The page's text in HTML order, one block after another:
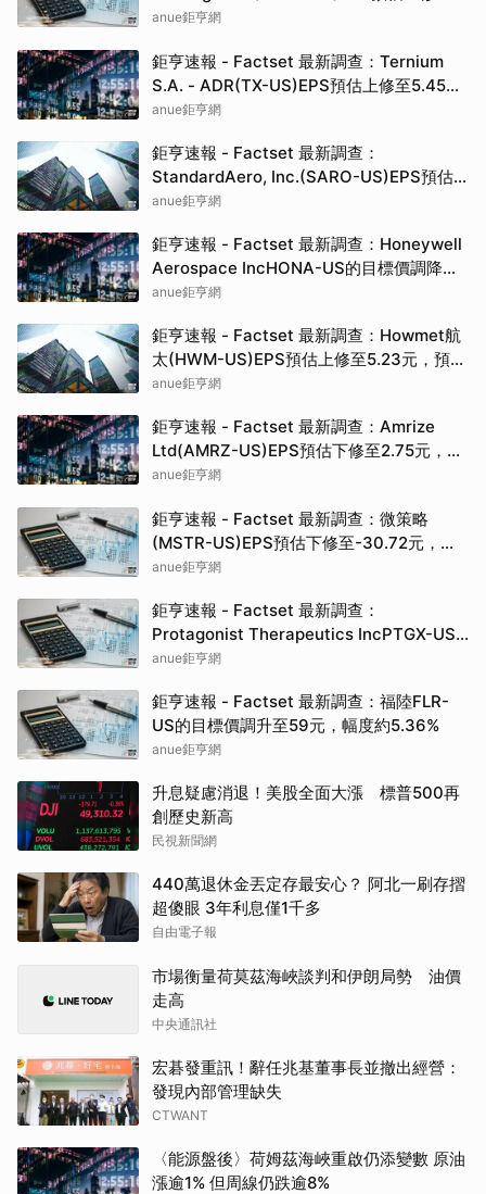
1.33元，預估目標價為85.00元
anue鉅亨網
鉅亨速報 - Factset 最新調查：Ternium
S.A. - ADR(TX-US)EPS預估上修至5.45
元，預估目標價為55.00元
anue鉅亨網
鉅亨速報 - Factset 最新調查：
StandardAero, Inc.(SARO-US)EPS預估
上修至1.22元，預估目標價為35.00元
anue鉅亨網
鉅亨速報 - Factset 最新調查：Honeywell
Aerospace IncHONA-US的目標價調降至
214元，幅度約4.89%
anue鉅亨網
鉅亨速報 - Factset 最新調查：Howmet航
太(HWM-US)EPS預估上修至5.23元，預估
目標價為335.00元
anue鉅亨網
鉅亨速報 - Factset 最新調查：Amrize
Ltd(AMRZ-US)EPS預估下修至2.75元，預
估目標價為61.72元
anue鉅亨網
鉅亨速報 - Factset 最新調查：微策略
(MSTR-US)EPS預估下修至-30.72元，預
估目標價為213.00元
anue鉅亨網
鉅亨速報 - Factset 最新調查：
Protagonist Therapeutics IncPTGX-US
的目標價調升至160元，幅度約5.61%
anue鉅亨網
鉅亨速報 - Factset 最新調查：福陸FLR-
US的目標價調升至59元，幅度約5.36%
anue鉅亨網
升息疑慮消退！美股全面大漲 標普500再
創歷史新高
民視新聞網
440萬退休金丟定存最安心？ 阿北一刷存摺
超傻眼 3年利息僅1千多
自由電子報
市場衡量荷莫茲海峽談判和伊朗局勢 油價
走高
中央通訊社
宏碁發重訊！辭任兆基董事長並撤出經營：
發現內部管理缺失
CTWANT
〈能源盤後〉荷姆茲海峽重啟仍添變數 原油
漲逾1% 但周線仍跌逾8%